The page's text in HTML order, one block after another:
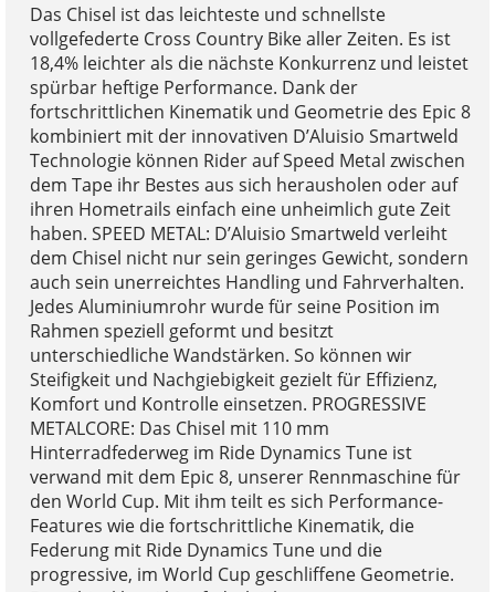
Das Chisel ist das leichteste und schnellste
vollgefederte Cross Country Bike aller Zeiten. Es ist
18,4% leichter als die nächste Konkurrenz und leistet
spürbar heftige Performance. Dank der
fortschrittlichen Kinematik und Geometrie des Epic 8
kombiniert mit der innovativen D’Aluisio Smartweld
Technologie können Rider auf Speed Metal zwischen
dem Tape ihr Bestes aus sich herausholen oder auf
ihren Hometrails einfach eine unheimlich gute Zeit
haben. SPEED METAL: D’Aluisio Smartweld verleiht
dem Chisel nicht nur sein geringes Gewicht, sondern
auch sein unerreichtes Handling und Fahrverhalten.
Jedes Aluminiumrohr wurde für seine Position im
Rahmen speziell geformt und besitzt
unterschiedliche Wandstärken. So können wir
Steifigkeit und Nachgiebigkeit gezielt für Effizienz,
Komfort und Kontrolle einsetzen. PROGRESSIVE
METALCORE: Das Chisel mit 110 mm
Hinterradfederweg im Ride Dynamics Tune ist
verwand mit dem Epic 8, unserer Rennmaschine für
den World Cup. Mit ihm teilt es sich Performance-
Features wie die fortschrittliche Kinematik, die
Federung mit Ride Dynamics Tune und die
progressive, im World Cup geschliffene Geometrie.